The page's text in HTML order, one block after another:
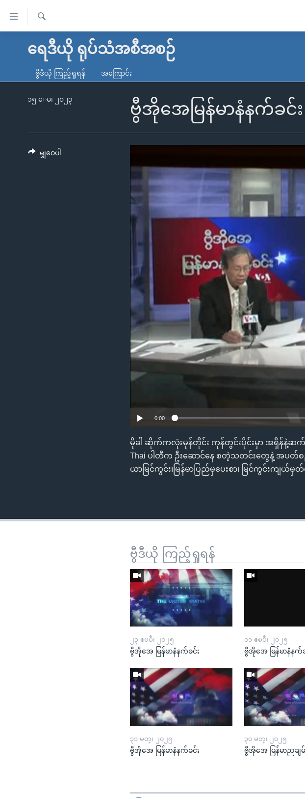
လွယ်ကူ
သည့်
မူလစာမျက်နှာ
ကမ္ဘာ့သတင်းများ
နိုင်ငံတကာ
တရုတ်
အစ္စရေး-ပါလက်စတိုင်း
ရပ်ဝန်းတခု လမ်းတခု အလွန်
အင်္ဂလိပ်စာလေ့လာမယ်
ရ
ရေဒီယို ရုပ်သံအစီအစဉ်
ဗွီဒီယို ကြည့်ရှုရန် အကြောင်း
ဗွီအိုအေမြန်မာနံနက်ခင်း
၁၅ ေမ၊ ၂၀၂၃
0:00
မိုခါ ဆိုက်ကလုံးမုန်တိုင်း ကုန်တွင်းပိုင်းမှာ အရှိန်နဲ့ဆ
Thai ပါတီက ဦးဆောင်နေ စတဲ့သတင်းတွေနဲ့ အပတ်စဉ်
ယာမြင်ကွင်း၊မြန်မာပြည်မှပေးစာ၊ မြင်ကွင်းကျယ်
မျှဝေပါ
ဗွီဒီယို ကြည့်ရှုရန်
၂၃ ဧၿပီ၊ ၂၀၂၅
ဗွီအိုအေ မြန်မာနံနက်ခင်း
၀၁ ဧၿပီ၊ ၂၀၂၅
ဗွီအိုအေ မြန်မာနံနက်
၃၁ မတ္၊ ၂၀၂၅
ဗွီအိုအေ မြန်မာနံနက်ခင်း
၃၀ မတ္၊ ၂၀၂၅
ဗွီအိုအေ မြန်မာညချမ်